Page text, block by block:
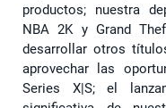
productos; nuestra
NBA 2K y Grand
desarrollar otros
aprovechar las
Series X|S; el